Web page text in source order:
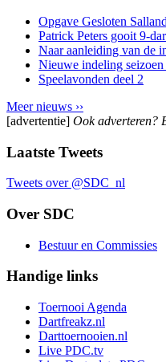
Opgave Gesloten
Patrick Peters gooit 9-
Naar aanleiding van de
Nieuwe indeling
Speelavonden deel 2
Meer nieuws ››
[advertentie] Ook adverteren?
Laatste Tweets
Tweets over @SDC_nl
Over SDC
Bestuur en Commissies
Handige links
Toernooi Agenda
Dartfreakz.nl
Darttoernooien.nl
Live PDC.tv